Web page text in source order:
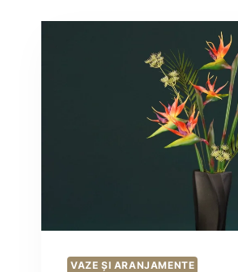
VAZE ȘI ARANJAMENTE